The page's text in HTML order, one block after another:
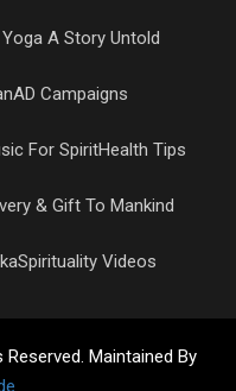
A Story Untold
AD Campaigns
For SpiritHealth Tips
& Gift To Mankind
Spirituality Videos
Reserved. Maintained By